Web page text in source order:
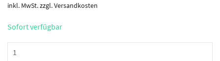
inkl. MwSt.zzgl.Versandkosten
Sofort verfügbar